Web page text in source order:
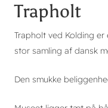
Trapholt
Trapholt ved Kolding
stor samling af dansk
Den smukke